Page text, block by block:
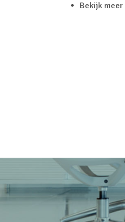
Bekijk meer